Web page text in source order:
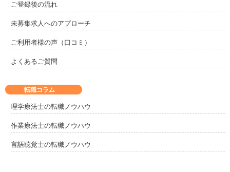
ご登録後の流れ
未募集求人へのアプローチ
ご利用者様の声（口コミ）
よくあるご質問
転職コラム
理学療法士の転職ノウハウ
作業療法士の転職ノウハウ
言語聴覚士の転職ノウハウ